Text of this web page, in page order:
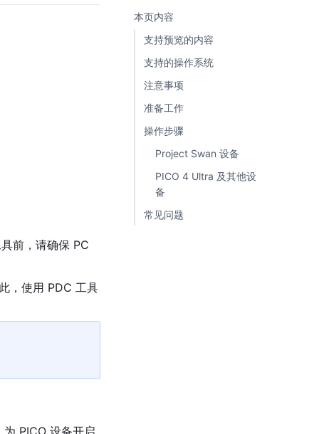
前，请确保 PC
，使用 PDC 工具
PICO 设备开启
本页内容
支持预览的内容
支持的操作系统
注意事项
准备工作
操作步骤
Project Swan 设备
PICO 4 Ultra 及其他设
备
常见问题